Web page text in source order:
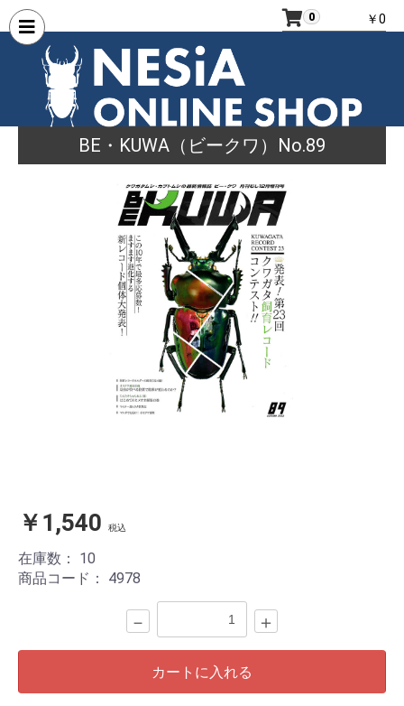
0 ￥0
BE・KUWA（ビークワ）No.89
￥1,540 税込
在庫数： 10
商品コード： 4978
－ ＋
カートに入れる